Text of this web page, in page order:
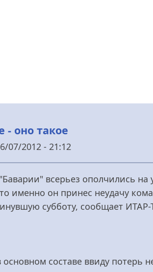
- оно такое
07/2012 - 21:12
всерьез ополчились на
именно он принес неудачу
субботу, сообщает ИТАР-
составе ввиду потерь